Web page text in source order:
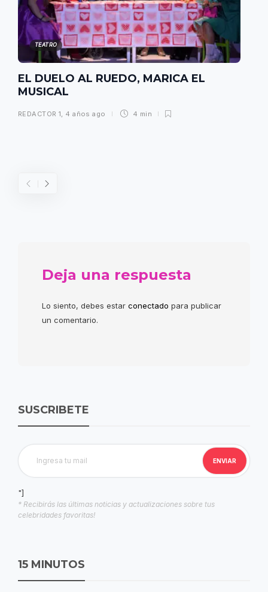
TEATRO
EL DUELO AL RUEDO, MARICA EL
MUSICAL
REDACTOR 1, 4 años ago 4 min
Deja una respuesta
Lo siento, debes estar conectado para publicar
un comentario.
SUSCRIBETE
"]
* Recibirás las últimas noticias y actualizaciones sobre tus
celebridades favoritas!
15 MINUTOS